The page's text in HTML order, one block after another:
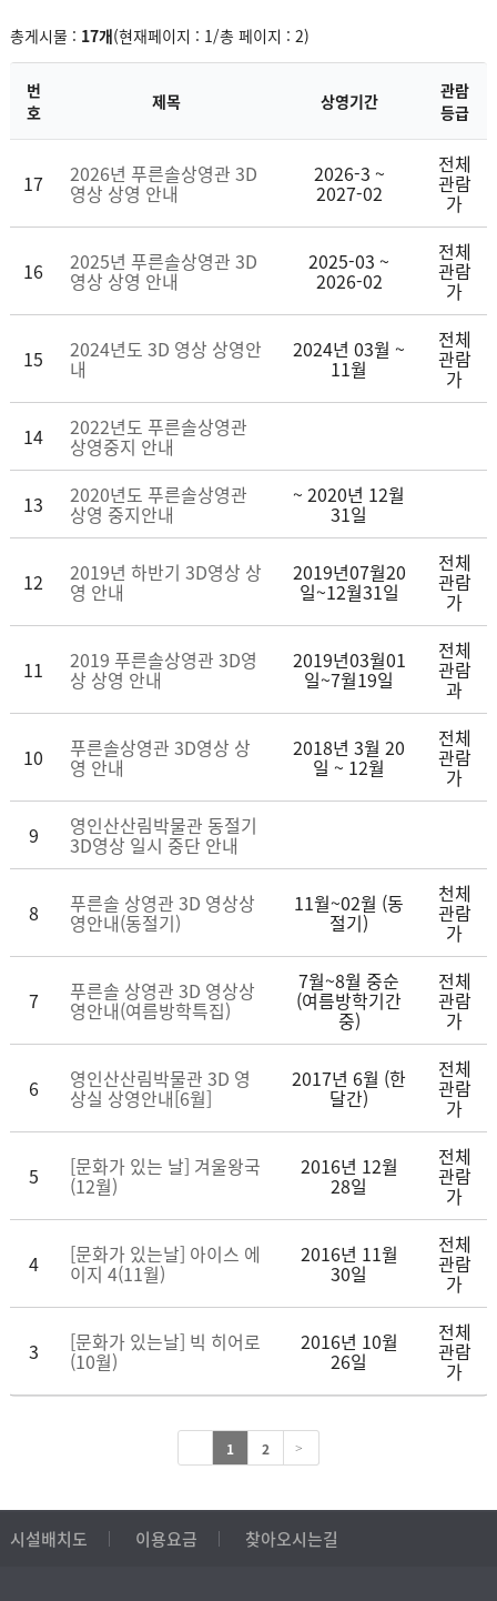
총게시물 : 17개(현재페이지 : 1/총 페이지 : 2)
번
호
제목 상영기간
관람
등급
17 2026년 푸른솔상영관 3D
영상 상영 안내
2026-3 ~
2027-02
전체
관람
가
16 2025년 푸른솔상영관 3D
영상 상영 안내
2025-03 ~
2026-02
전체
관람
가
15 2024년도 3D 영상 상영안
내
2024년 03월 ~
11월
전체
관람
가
14 2022년도 푸른솔상영관
상영중지 안내
13 2020년도 푸른솔상영관
상영 중지안내
~ 2020년 12월
31일
12 2019년 하반기 3D영상 상
영 안내
2019년07월20
일~12월31일
전체
관람
가
11 2019 푸른솔상영관 3D영
상 상영 안내
2019년03월01
일~7월19일
전체
관람
과
10 푸른솔상영관 3D영상 상
영 안내
2018년 3월 20
일 ~ 12월
전체
관람
가
9 영인산산림박물관 동절기
3D영상 일시 중단 안내
8 푸른솔 상영관 3D 영상상
영안내(동절기)
11월~02월 (동
절기)
천체
관람
가
7 푸른솔 상영관 3D 영상상
영안내(여름방학특집)
7월~8월 중순
(여름방학기간
중)
전체
관람
가
6 영인산산림박물관 3D 영
상실 상영안내[6월]
2017년 6월 (한
달간)
전체
관람
가
5 [문화가 있는 날] 겨울왕국
(12월)
2016년 12월
28일
전체
관람
가
4 [문화가 있는날] 아이스 에
이지 4(11월)
2016년 11월
30일
전체
관람
가
3 [문화가 있는날] 빅 히어로
(10월)
2016년 10월
26일
전체
관람
가
1 2 >
시설배치도 이용요금 찾아오시는길